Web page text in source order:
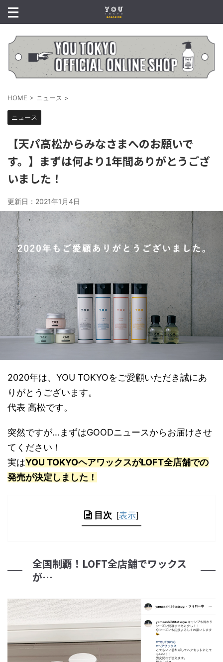
HOME > ニュース >
ニュース
【天パ高松からみなさまへのお願いで
す。】まずは何より1年間ありがとうござ
いました！
更新日： 2021年1月4日
2020年は、YOU TOKYOをご愛顧いただき誠にあ
りがとうございます。
代表 高松です。
突然ですが…まずはGOODニュースからお届けさせ
てください！
実はYOU TOKYOヘアワックスがLOFT全店舗での
発売が決定しました！
目次 [表示]
全国制覇！LOFT全店舗でワックス
が…